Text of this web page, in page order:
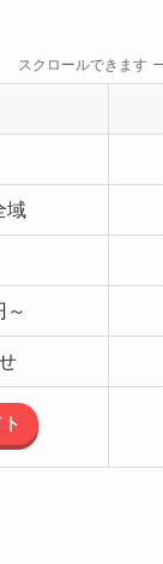
スクロールできます
域
～